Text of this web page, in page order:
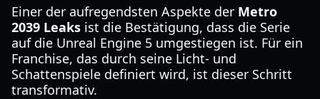
Einer der aufregendsten Aspekte der Metro
2039 Leaks ist die Bestätigung, dass die Serie
auf die Unreal Engine 5 umgestiegen ist. Für ein
Franchise, das durch seine Licht- und
Schattenspiele definiert wird, ist dieser Schritt
transformativ.